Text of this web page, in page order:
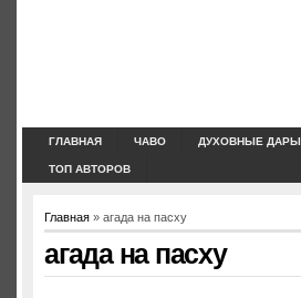
ГЛАВНАЯ ЧАВО ДУХОВНЫЕ ДАРЫ
ТОП АВТОРОВ
Главная » агада на пасху
агада на пасху